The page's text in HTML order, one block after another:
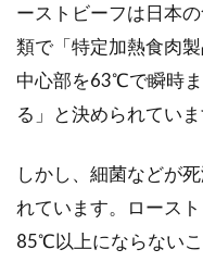
ーストビーフは日本
類で「特定加熱食肉
中心部を63℃で瞬時
る」と決められていま
しかし、細菌などが
れています。ロース
85℃以上にならない